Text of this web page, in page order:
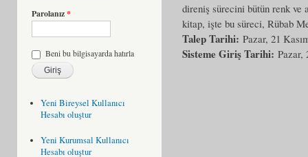
Parolanız*
Beni bu bilgisayarda hatırla
Yeni Bireysel Kullanıcı
Hesabı oluştur
Yeni Kurumsal Kullanıcı
Hesabı oluştur
direniş sürecini bütün renk ve
kitap, işte bu süreci, Rübab
Talep Tarihi: Pazar, 21
Sisteme Giriş Tarihi: Pazar,